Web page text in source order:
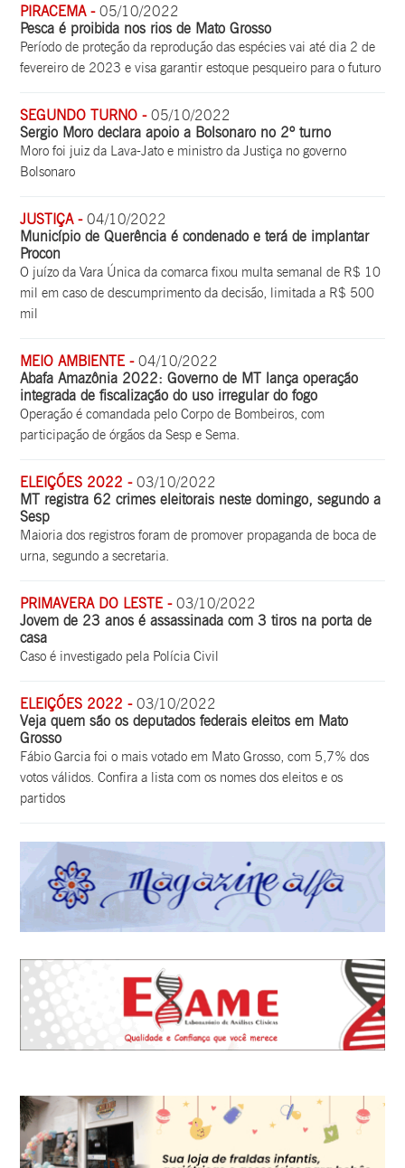
PIRACEMA -05/10/2022
Pesca é proibida nos rios de Mato Grosso
Período de proteção da reprodução das espécies vai até dia 2 de
fevereiro de 2023 e visa garantir estoque pesqueiro para o futuro
SEGUNDO TURNO -05/10/2022
Sergio Moro declara apoio a Bolsonaro no 2º turno
Moro foi juiz da Lava-Jato e ministro da Justiça no governo
Bolsonaro
JUSTIÇA -04/10/2022
Município de Querência é condenado e terá de implantar
Procon
O juízo da Vara Única da comarca fixou multa semanal de R$ 10
mil em caso de descumprimento da decisão, limitada a R$ 500
mil
MEIO AMBIENTE -04/10/2022
Abafa Amazônia 2022: Governo de MT lança operação
integrada de fiscalização do uso irregular do fogo
Operação é comandada pelo Corpo de Bombeiros, com
participação de órgãos da Sesp e Sema.
ELEIÇÕES 2022 -03/10/2022
MT registra 62 crimes eleitorais neste domingo, segundo a
Sesp
Maioria dos registros foram de promover propaganda de boca de
urna, segundo a secretaria.
PRIMAVERA DO LESTE -03/10/2022
Jovem de 23 anos é assassinada com 3 tiros na porta de
casa
Caso é investigado pela Polícia Civil
ELEIÇÕES 2022 -03/10/2022
Veja quem são os deputados federais eleitos em Mato
Grosso
Fábio Garcia foi o mais votado em Mato Grosso, com 5,7% dos
votos válidos. Confira a lista com os nomes dos eleitos e os
partidos